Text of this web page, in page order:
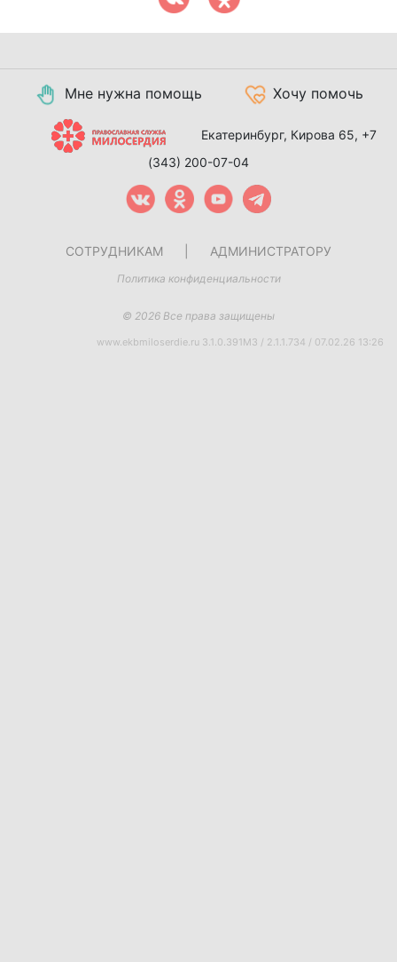
Мне нужна помощь Хочу помочь
Екатеринбург, Кирова 65, +7
(343) 200-07-04
СОТРУДНИКАМ АДМИНИСТРАТОРУ
Политика конфиденциальности
© 2026 Все права защищены
www.ekbmiloserdie.ru 3.1.0.391M3 / 2.1.1.734 / 07.02.26 13:26